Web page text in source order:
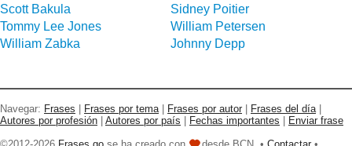
Scott Bakula
Sidney Poitier
Tommy Lee Jones
William Petersen
William Zabka
Johnny Depp
Navegar: Frases Frases por tema| Frases por autor Frases del día|
Autores por profesión
Autores por país Fechas importantes
Enviar frase